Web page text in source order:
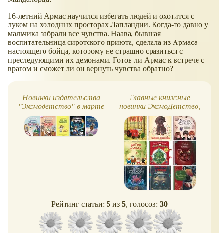
16-летний Армас научился избегать людей и охотится с
луком на холодных просторах Лапландии. Когда-то давно у
мальчика забрали все чувства. Наава, бывшая
воспитательница сиротского приюта, сделала из Армаса
настоящего бойца, которому не страшно сразиться с
преследующими их демонами. Готов ли Армас к встрече с
врагом и сможет ли он вернуть чувства обратно?
Новинки издательства
"Эксмодетство" в марте
2024
Главные книжные
новинки ЭксмоДетство,
ноябрь 2025
Рейтинг статьи: 5 из 5, голосов: 30